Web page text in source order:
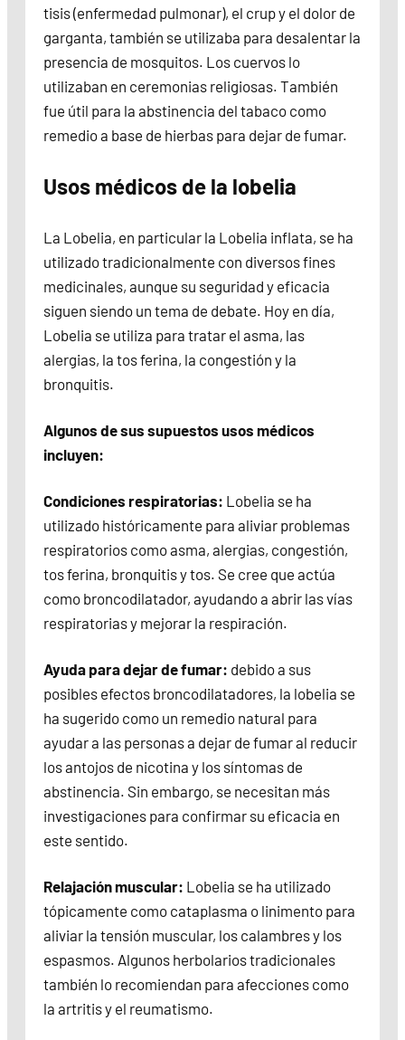
tisis (enfermedad pulmonar), el crup y el dolor de
garganta, también se utilizaba para desalentar la
presencia de mosquitos. Los cuervos lo
utilizaban en ceremonias religiosas. También
fue útil para la abstinencia del tabaco como
remedio a base de hierbas para dejar de fumar.
Usos médicos de la lobelia
La Lobelia, en particular la Lobelia inflata, se ha
utilizado tradicionalmente con diversos fines
medicinales, aunque su seguridad y eficacia
siguen siendo un tema de debate. Hoy en día,
Lobelia se utiliza para tratar el asma, las
alergias, la tos ferina, la congestión y la
bronquitis.
Algunos de sus supuestos usos médicos
incluyen:
Condiciones respiratorias: Lobelia se ha
utilizado históricamente para aliviar problemas
respiratorios como asma, alergias, congestión,
tos ferina, bronquitis y tos. Se cree que actúa
como broncodilatador, ayudando a abrir las vías
respiratorias y mejorar la respiración.
Ayuda para dejar de fumar: debido a sus
posibles efectos broncodilatadores, la lobelia se
ha sugerido como un remedio natural para
ayudar a las personas a dejar de fumar al reducir
los antojos de nicotina y los síntomas de
abstinencia. Sin embargo, se necesitan más
investigaciones para confirmar su eficacia en
este sentido.
Relajación muscular: Lobelia se ha utilizado
tópicamente como cataplasma o linimento para
aliviar la tensión muscular, los calambres y los
espasmos. Algunos herbolarios tradicionales
también lo recomiendan para afecciones como
la artritis y el reumatismo.